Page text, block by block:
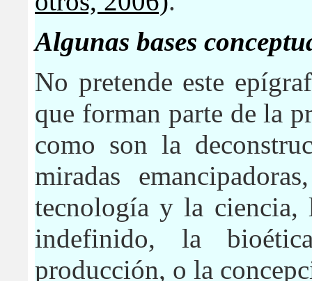
Algunas bases
No pretende este
que forman parte de la
como son la
miradas
tecnología y la ciencia,
indefinido, la
producción, o la